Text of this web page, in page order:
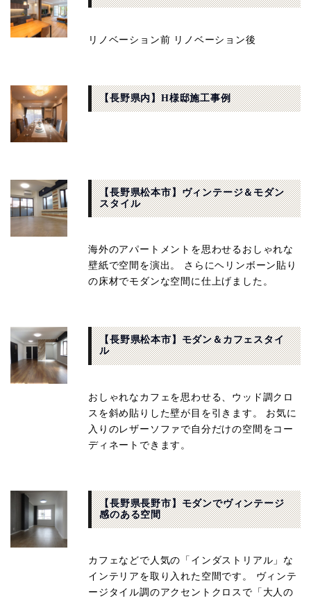
リノベーション前 リノベーション後
【長野県内】H様邸施工事例
【長野県松本市】ヴィンテージ＆モダン
スタイル
海外のアパートメントを思わせるおしゃれな
壁紙で空間を演出。 さらにヘリンボーン貼り
の床材でモダンな空間に仕上げました。
【長野県松本市】モダン＆カフェスタイ
ル
おしゃれなカフェを思わせる、ウッド調クロ
スを斜め貼りした壁が目を引きます。 お気に
入りのレザーソファで自分だけの空間をコー
ディネートできます。
【長野県長野市】モダンでヴィンテージ
感のある空間
カフェなどで人気の「インダストリアル」な
インテリアを取り入れた空間です。 ヴィンテ
ージタイル調のアクセントクロスで「大人の